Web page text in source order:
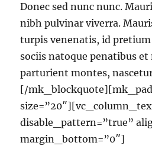
Donec sed nunc nunc.
nibh pulvinar viverra.
turpis venenatis, id
sociis natoque penatibus et
parturient montes,
[/
disable_pattern=”true”
margin_bottom=”0″]